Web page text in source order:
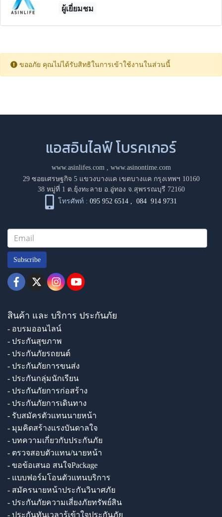
ผู้เยี่ยมชม
ขออภัย คุณไม่ได้รับสิทธิในการเข้าใช้งานในส่วนนี้
แอสอินไลฟ์ โบรคเกอร์
www.asinlifes.com, www.asinontime.com
29 ซอยเศรษฐกิจ 5 แขวงบางแค เขตบางแค กรุงเทพฯ 10160
38 หมู่ที่ 1 ต.ยุ้งทะลาย อ.อู่ทอง จ.สุพรรณบุรี 72160
โทรศัพท์ : 095 952 6514 ,084 914 9731
Subscribe
สินค้า และ บริการ ประกันภัย
- อบรมออนไลน์
- ประกันสุขภาพ
- ประกันภัยรถยนต์
- ประกันภัยการขนส่ง
- ประกันกลุ่มนักเรียน
- ประกันภัยการก่อสร้าง
- ประกันภัยการเดินทาง
- รับสมัครตัวแทนนายหน้า
- มุมคิดสร้างแรงบันดาลใจ
- บทความเกี่ยวกับประกันภัย
- ตรวจสอบตัวแทน/นายหน้า
- ขอข้อเสนอ สนใจPackage
- แบบฟอร์มโอนตัวแทนบริการ
- สมัครนายหน้าประกันวินาศภัย
- ประกันภัยความเสี่ยงภัยทรัพย์สิน
- ประกันทันเวลารู้เข้าใจประกันภัย